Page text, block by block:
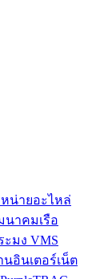
น่ายอะไหล่
นาคมเรือ
ะมง VMS
นอินเตอร์เน็ต